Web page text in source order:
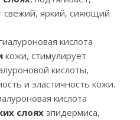
свежий, яркий, сияющий
кислота
кожи, стимулирует
кислоты,
и эластичность кожи.
кислота
слояхэпидермиса,